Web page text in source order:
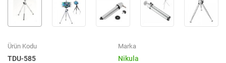
Ürün Kodu
TDU-585
Marka
Nikula